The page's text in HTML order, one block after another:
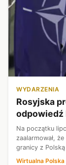
WYDARZENIA
Rosyjska
odpowiedź
Na początku
zaalarmował,
granicy z
Wirtualna Polska